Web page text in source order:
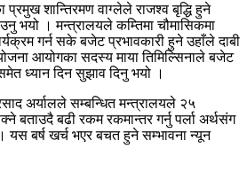
शान्तिरमण वाग्लेले राजश्व बृद्धि हुने
भयो । मन्त्रालयले कम्तिमा चौमासिकमा
गर्न सके बजेट प्रभावकारी हुने उहाँले दाबी
आयोगका सदस्य माया तिमिल्सिनाले बजेट
ध्यान दिन सुझाव दिनु भयो ।
अर्यालले सम्बन्धित मन्त्रालयले २५
बताउदै बढी रकम रकमान्तर गर्नु पर्ला अर्थसंग
यस बर्ष खर्च भएर बचत हुने सम्भावना न्यून